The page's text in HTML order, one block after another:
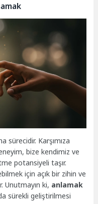
sürecidir. Karşımıza
bize kendimiz ve
potansiyeli taşır.
için açık bir zihin ve
Unutmayın ki, anlamak
sürekli geliştirilmesi